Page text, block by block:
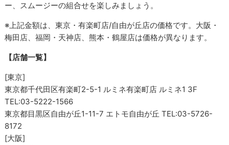
ー、スムージーの組合せを楽しみましょう。
※上記金額は、東京・有楽町店/自由が丘店の価格です。大阪・
梅田店、福岡・天神店、熊本・鶴屋店は価格が異なります。
【店舗一覧】
[東京]
東京都千代田区有楽町2-5-1 ルミネ有楽町店 ルミネ1 3F
TEL:03-5222-1566
東京都目黒区自由が丘1-11-7 エトモ自由が丘 TEL:03-5726-
8172
[大阪]